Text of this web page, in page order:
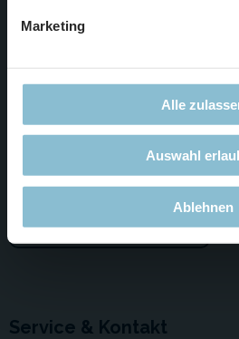
Marketing
Alle
Auswahl
Ablehnen
zu uns kommen. Beste
Kinder: Die Dienstagabende, da
wunderland.de/bes...
Wir vertrauen euch wie gesagt,
missbraucht und diese Möglichkeit
Wunderlandbesuch sonst zu teuer
zum YouTube-Video
Service & Kontakt